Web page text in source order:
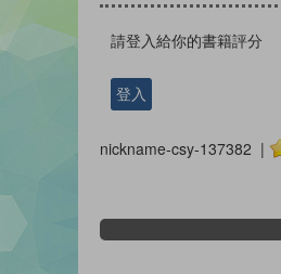
請登入給你的書籍評分
登入
nickname-csy-137382 |